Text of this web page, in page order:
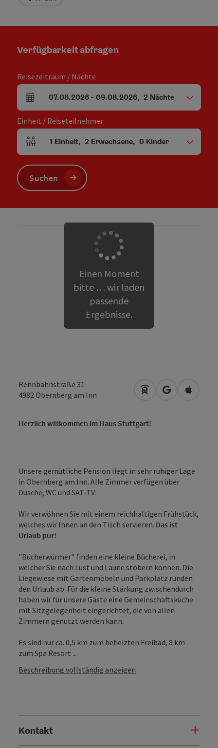
Rennbahnstraße 31
4982Obernberg am Inn Anreise mit
in Google
in
Herzlich willkommen im Haus Stuttgart!
Unsere gemütliche Pension liegt in sehr ruhiger Lage
in Obernberg am Inn. Alle Zimmer verfügen über
Dusche, WC und SAT-TV.
Wir verwöhnen Sie mit einem reichhaltigen Frühstück,
welches wir Ihnen an den Tisch servieren. Das ist
Urlaub pur!
"Bücherwürmer" finden eine kleine Bücherei, in
welcher Sie nach Lust und Laune stöbern können. Die
Liegewiese mit Gartenmöbeln und Parkplatz runden
den Urlaub ab. Für die kleine Stärkung zwischendurch
haben wir für unsere Gäste eine Gemeinschaftsküche
mit Sitzgelegenheit eingerichtet, die von allen
Zimmern genutzt werden kann.
Es sind nur ca. 0,5 km zum beheizten Freibad, 8 km
zum Spa Resort ...
Beschreibung vollständig anzeigen
Kontakt
Verfügbarkeit abfragen
Reisezeitraum / Nächte
An- und Abreisefelder
07.08.2026- 09.08.2026, 2 Nächte
Einheit / Reiseteilnehmer
Einheitenanzahl und Personenfelder
1 Einheit, 2 Erwachsene, 0 Kinder
Suchen
Einen Moment
bitte … wir laden
passende
Ergebnisse.